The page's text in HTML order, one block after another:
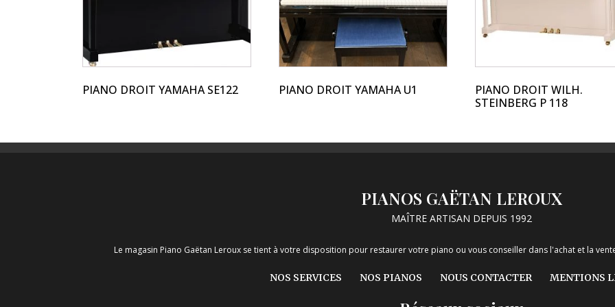
PIANO DROIT YAMAHA SE122
être
choisies
la
produit
PIANO DROIT YAMAHA U1
options
peuvent
être
choisies
la
produit
PIANO DROIT WILH.
STEINBERG P 118
PIANOS GAËTAN LEROUX
MAÎTRE ARTISAN DEPUIS 1992
Le magasin Piano Gaëtan Leroux se tient à votre disposition pour restaurer votre piano ou vous conseiller dans l'achat et la
NOS SERVICES NOS PIANOS NOUS CONTACTER MENTIONS